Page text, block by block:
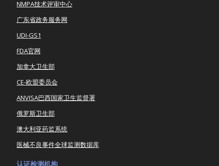
NMPA技术评审中心
广东省政务服务网
UDI-GS1
FDA官网
加拿大卫生部
CE-欧盟委员会
ANVISA巴西国家卫生监督署
俄罗斯卫生部
澳大利亚药监系统
医械不良事件全球监测数据库
认证检测机构